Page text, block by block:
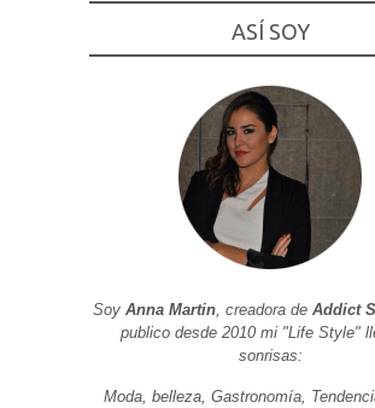
ASÍ SOY
Soy Anna Martin, creadora de Addict
publico desde 2010 mi "Life Style"
sonrisas:
Moda, belleza, Gastronomía,
se usa la
Experiencia